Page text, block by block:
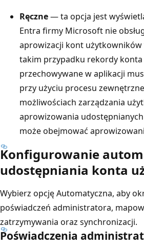
Ręczne— ta opcja jest
Entra firmy Microsoft nie
aprowizacji kont użytkowników
takim przypadku rekordy
przechowywane w aplikacji
przy użyciu procesu
możliwościach zarządzania
aprowizowania
może obejmować
Konfigurowanie
udostępniania konta
Wybierz opcję Automatyczna, aby
poświadczeń administratora,
zatrzymywania oraz synchronizacji.
Poświadczenia